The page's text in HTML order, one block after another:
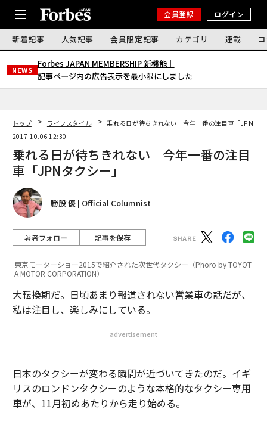
会員登録 ログイン
新着記事 人気記事 会員限定記事 カテゴリ 連載
NEWS
Forbes JAPAN MEMBERSHIP 新機能｜
記事ページ内の広告表示を最小限にしました
トップ ライフスタイル
乗れる日が待ちきれない 今年一番の注目車「JPNタ
2017.10.06 12:30
乗れる日が待ちきれない 今年一番の注目
車「JPNタクシー」
勝股 優 | Official Columnist
著者フォロー 記事を保存
東京モーターショー2015で紹介された次世代タクシー（Phoro by TOYOT
A MOTOR CORPORATION）
大転換期だ。日頃あまり報道されない営業車の話だが、
私は注目し、楽しみにしている。
advertisement
日本のタクシーが変わる瞬間が近づいてきたのだ。イギ
リスのロンドンタクシーのような本格的なタクシー専用
車が、11月初めあたりから走り始める。